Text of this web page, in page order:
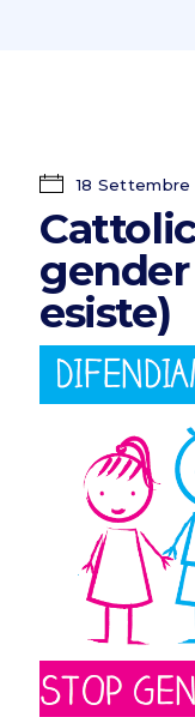
18 Settembre
esiste)